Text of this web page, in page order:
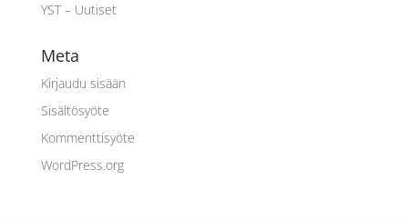
YST – Uutiset
Meta
Kirjaudu sisään
Sisältösyöte
Kommenttisyöte
WordPress.org